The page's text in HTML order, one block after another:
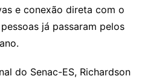
e conexão direta com o
já passaram pelos
do Senac-ES, Richardson